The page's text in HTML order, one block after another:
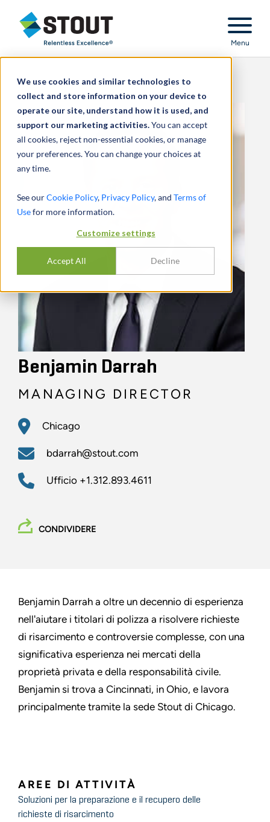
We use cookies and similar technologies to
collect and store information on your device to
operate our site, understand how it is used, and
support our marketing activities.You can accept
all cookies, reject non-essential cookies, or manage
your preferences. You can change your choices at
any time.
See ourCookie Policy, Privacy Policy, and Terms of
Usefor more information.
Customize settings
Accept All Decline
Stout Relentless Excellence
Menu
Benjamin Darrah
MANAGING DIRECTOR
Chicago
bdarrah@stout.com
Ufficio +1.312.893.4611
CONDIVIDERE
Benjamin Darrah a oltre un decennio di esperienza
nell'aiutare i titolari di polizza a risolvere richieste
di risarcimento e controversie complesse, con una
significativa esperienza nei mercati della
proprietà privata e della responsabilità civile.
Benjamin si trova a Cincinnati, in Ohio, e lavora
principalmente tramite la sede Stout di Chicago.
AREE DI ATTIVITÀ
Soluzioni per la preparazione e il recupero delle
richieste di risarcimento